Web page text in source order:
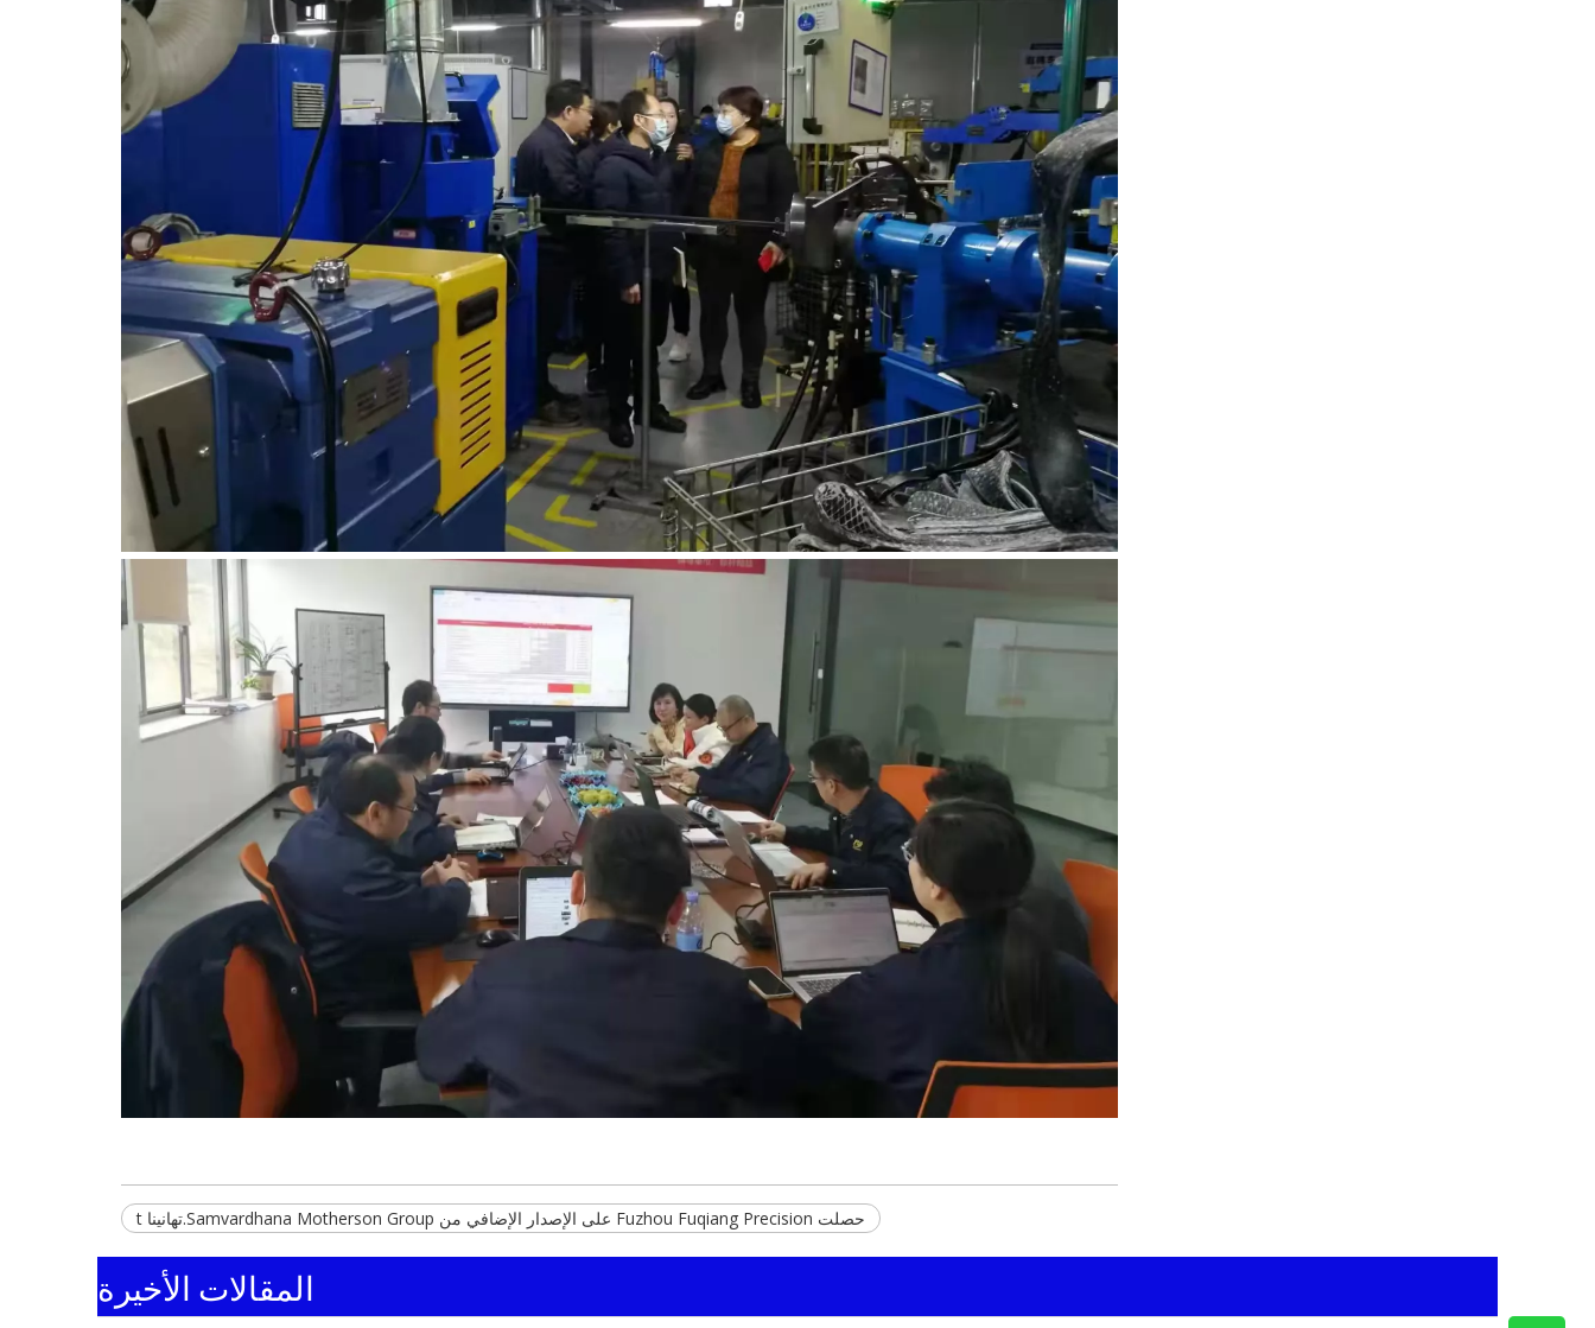
حصلت Fuzhou Fuqiang Precision على الإصدار الإضافي من Samvardhana Motherson Group.تهانينا t
المقالات الأخيرة